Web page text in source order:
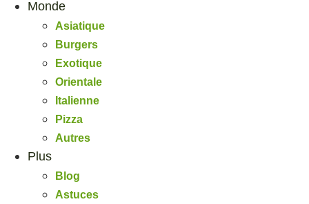
Monde
Asiatique
Burgers
Exotique
Orientale
Italienne
Pizza
Autres
Plus
Blog
Astuces